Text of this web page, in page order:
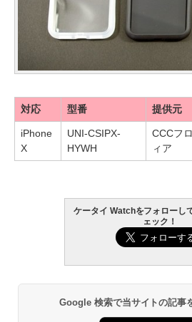
対応 型番 提供元
iPhone
X
UNI-CSIPX-
HYWH
CCCフ
ィア
ケータイ Watchをフォローし
ェック！
Google 検索で当サイトの記事